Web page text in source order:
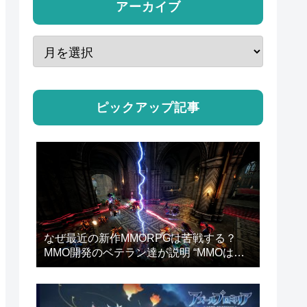
アーカイブ
ピックアップ記事
なぜ最近の新作MMORPGは苦戦する？
MMO開発のベテラン達が説明 “MMOは
『ゲーム』になりすぎた”